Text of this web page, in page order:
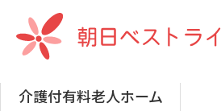
介護付有料老人ホーム